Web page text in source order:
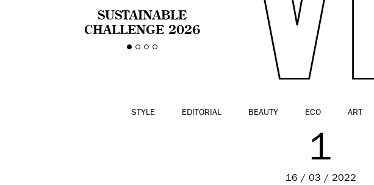
SUSTAINABLE
CHALLENGE 2026
CELEBRA LA
STYLE EDITORIAL BEAUTY ECO ART
1
16 / 03 / 2022